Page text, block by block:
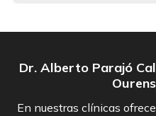
Dr. Alberto Parajó
En nuestras clínicas